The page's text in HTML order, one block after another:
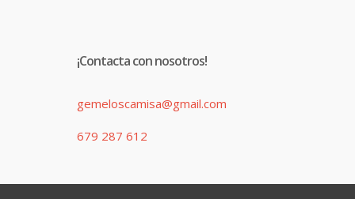
¡Contacta con nosotros!
gemeloscamisa@gmail.com
679 287 612